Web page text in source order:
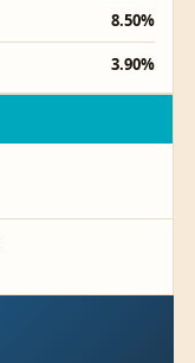
8.50%
3.90%